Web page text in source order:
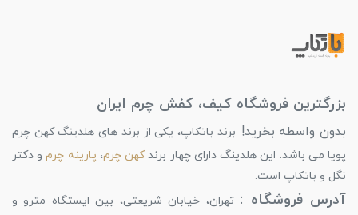
بزرگترین فروشگاه کیف، کفش چرم ایران
بدون واسطه بخرید! برند باتکاپ، یکی از برند های هلدینگ کهن چرم
پویا می باشد. این هلدینگ دارای چهار برندکهن چرم، پارینه چرمو دکتر
نگل و باتکاپ است.
آدرس فروشگاه : تهران، خیابان شریعتی، بین ایستگاه مترو و